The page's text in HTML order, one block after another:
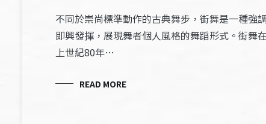
不同於崇尚標準動作的古典舞步，街舞是一種強調
即興發揮，展現舞者個人風格的舞蹈形式。街舞在
上世紀80年…
READ MORE